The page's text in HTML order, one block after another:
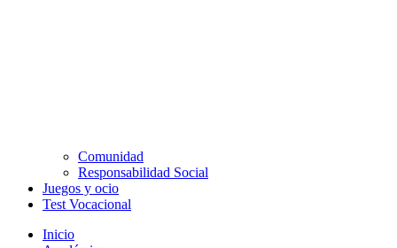
Comunidad
Responsabilidad Social
Juegos y ocio
Test Vocacional
Inicio